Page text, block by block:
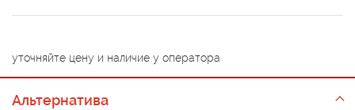
уточняйте цену и наличие у оператора
Альтернатива